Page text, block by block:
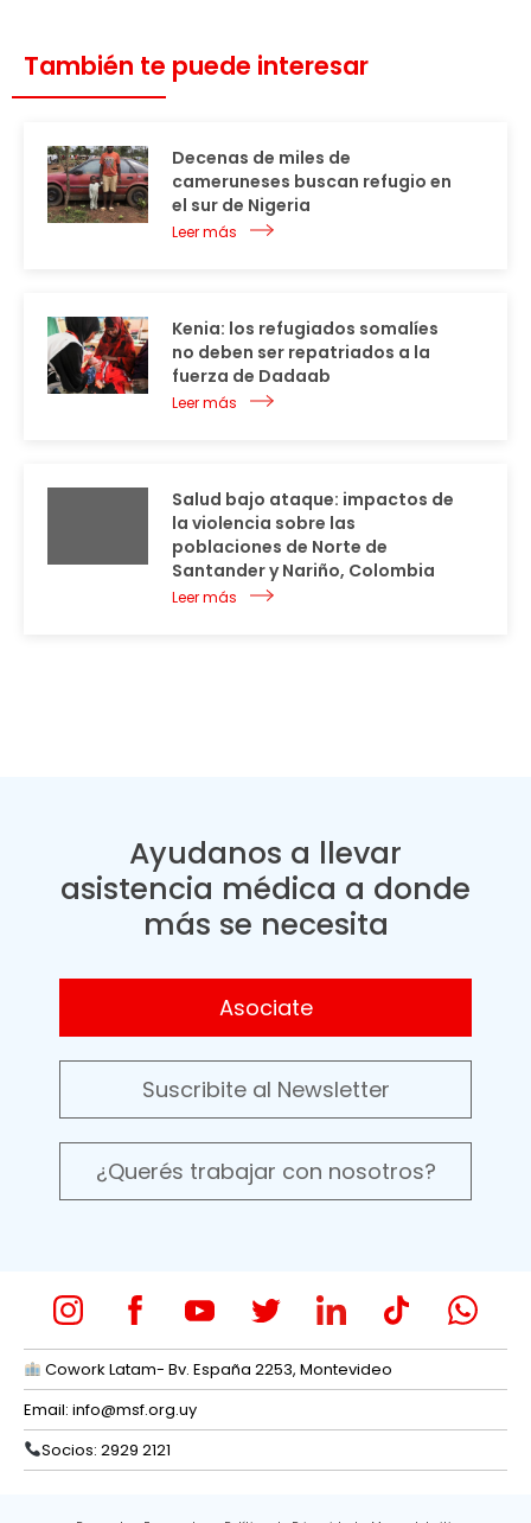
También te puede interesar
Decenas de miles de
cameruneses buscan refugio en
el sur de Nigeria
Leer más
Kenia: los refugiados somalíes
no deben ser repatriados a la
fuerza de Dadaab
Leer más
Salud bajo ataque: impactos de
la violencia sobre las
poblaciones de Norte de
Santander y Nariño, Colombia
Leer más
Ayudanos a llevar
asistencia médica a donde
más se necesita
Asociate
Suscribite al Newsletter
¿Querés trabajar con nosotros?
Cowork Latam- Bv. España 2253, Montevideo
Email: info@msf.org.uy
Socios: 2929 2121